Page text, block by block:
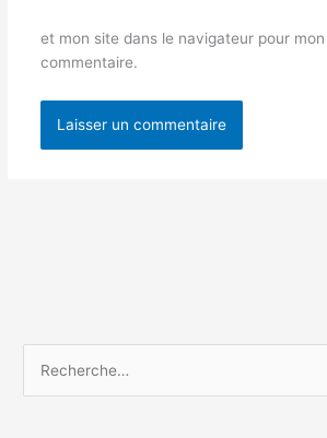
et mon site dans le navigateur pour
commentaire.